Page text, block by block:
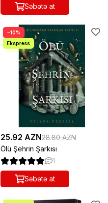
Səbətə at
−10%
25.92 AZN28.80 AZN
Ölü Şehrin Şarkısı
1
Səbətə at